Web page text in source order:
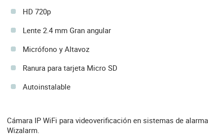
HD 720p
Lente 2.4 mm Gran angular
Micrófono y Altavoz
Ranura para tarjeta Micro SD
Autoinstalable
Cámara IP WiFi para videoverificación en sistemas de alarma
Wizalarm.